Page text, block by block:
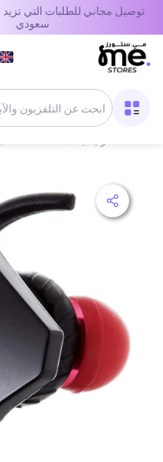
سعودي